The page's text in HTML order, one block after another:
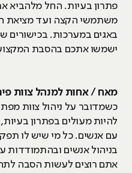
פתרון בעיות. החל מלהביא
משתמשי הקצה ועד מציאת
באגים במערכות.
ישמשו אתכם בהסבת
מאח / אחות למנהל צוות
כשמדובר על ניהול צוות
להיות מעולים בפתרון
עם אנשים. כל מי שיש לו
בניהול אנשים ובהתמודדות
אתם רוצים לעשות הסבה